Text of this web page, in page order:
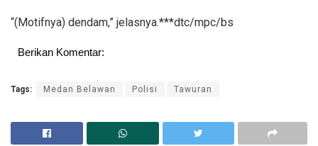
“(Motifnya) dendam,” jelasnya.***dtc/mpc/bs
Berikan Komentar:
Tags: Medan Belawan Polisi Tawuran